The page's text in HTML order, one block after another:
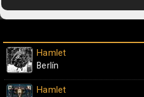
Hamlet
Berlín
Hamlet